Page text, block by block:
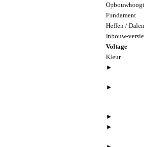
Fundament
Heffen /
Inbouw-versie
Voltage
Kleur
►
►
►
►